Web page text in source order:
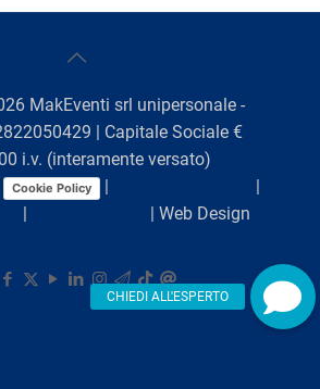
MakEventi srl unipersonale -
| Capitale Sociale €
i.v. (interamente versato)
Cookie Policy
| Web Design